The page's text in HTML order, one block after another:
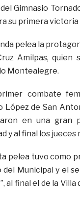
del Gimnasio
su primera
pelea la
Amilpas, quien
Montealegre.
combate
López de San
en una gran
y al final los jueces
pelea tuvo como
del Municipal y el
al final el de la